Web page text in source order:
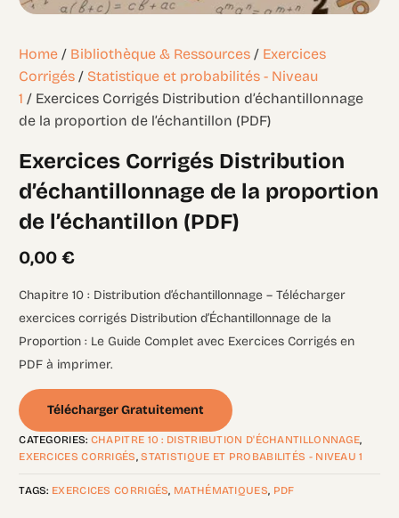
Home / Bibliothèque & Ressources / Exercices
Corrigés / Statistique et probabilités - Niveau
1 / Exercices Corrigés Distribution d’échantillonnage
de la proportion de l’échantillon (PDF)
Exercices Corrigés Distribution
d’échantillonnage de la proportion
de l’échantillon (PDF)
0,00€
Chapitre 10 : Distribution d’échantillonnage – Télécharger
exercices corrigés Distribution d’Échantillonnage de la
Proportion : Le Guide Complet avec Exercices Corrigés en
PDF à imprimer.
Télécharger Gratuitement
CATEGORIES: CHAPITRE 10 : DISTRIBUTION D'ÉCHANTILLONNAGE,
EXERCICES CORRIGÉS,STATISTIQUE ET PROBABILITÉS - NIVEAU 1
TAGS: EXERCICES CORRIGÉS, MATHÉMATIQUES, PDF